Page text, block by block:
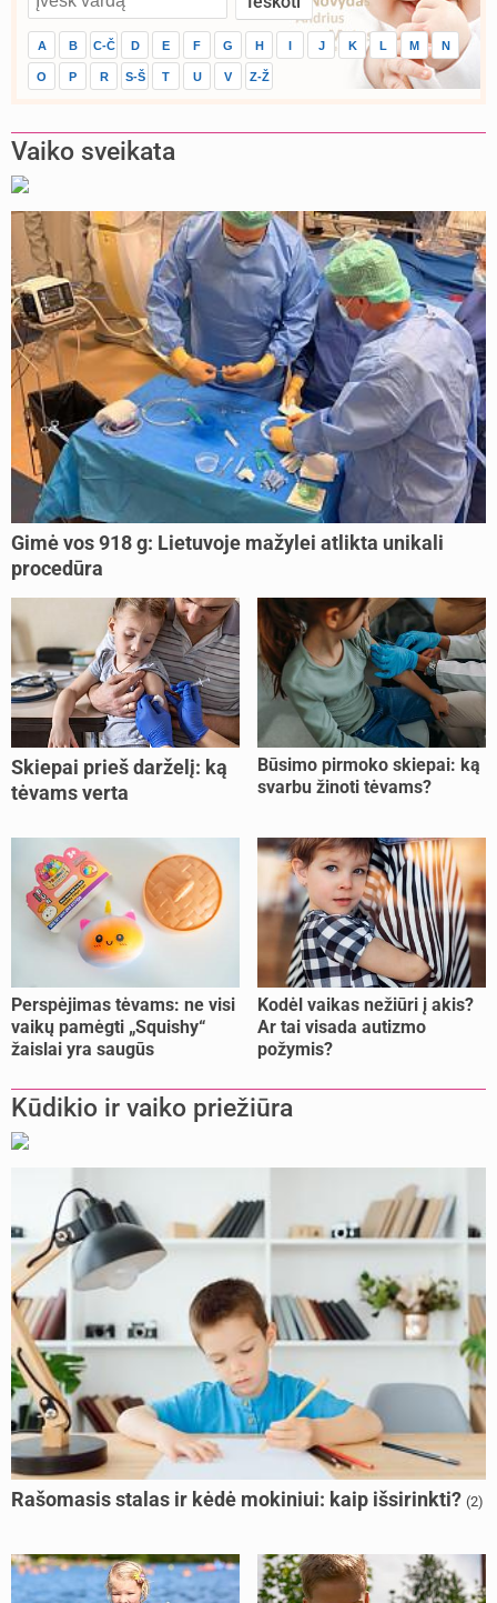
A B C-Č D E F G H I J K L M N
O P R S-Š T U V Z-Ž
Vaiko sveikata
Gimė vos 918 g: Lietuvoje mažylei atlikta unikali
procedūra
Skiepai prieš darželį: ką
tėvams verta
Būsimo pirmoko skiepai: ką
svarbu žinoti tėvams?
Perspėjimas tėvams: ne visi
vaikų pamėgti „Squishy“
žaislai yra saugūs
Kodėl vaikas nežiūri į akis?
Ar tai visada autizmo
požymis?
Kūdikio ir vaiko priežiūra
Rašomasis stalas ir kėdė mokiniui: kaip išsirinkti? (2)